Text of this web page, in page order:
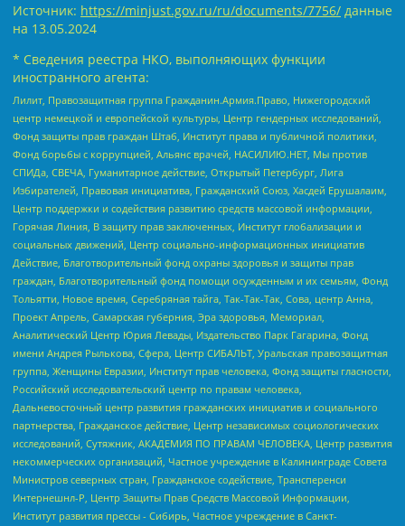
Источник: https://minjust.gov.ru/ru/documents/7756/ данные
на 13.05.2024
* Сведения реестра НКО, выполняющих функции
иностранного агента:
Лилит, Правозащитная группа Гражданин.Армия.Право, Нижегородский
центр немецкой и европейской культуры, Центр гендерных исследований,
Фонд защиты прав граждан Штаб, Институт права и публичной политики,
Фонд борьбы с коррупцией, Альянс врачей, НАСИЛИЮ.НЕТ, Мы против
СПИДа, СВЕЧА, Гуманитарное действие, Открытый Петербург, Лига
Избирателей, Правовая инициатива, Гражданский Союз, Хасдей Ерушалаим,
Центр поддержки и содействия развитию средств массовой информации,
Горячая Линия, В защиту прав заключенных, Институт глобализации и
социальных движений, Центр социально-информационных инициатив
Действие, Благотворительный фонд охраны здоровья и защиты прав
граждан, Благотворительный фонд помощи осужденным и их семьям, Фонд
Тольятти, Новое время, Серебряная тайга, Так-Так-Так, Сова, центр Анна,
Проект Апрель, Самарская губерния, Эра здоровья, Мемориал,
Аналитический Центр Юрия Левады, Издательство Парк Гагарина, Фонд
имени Андрея Рылькова, Сфера, Центр СИБАЛЬТ, Уральская правозащитная
группа, Женщины Евразии, Институт прав человека, Фонд защиты гласности,
Российский исследовательский центр по правам человека,
Дальневосточный центр развития гражданских инициатив и социального
партнерства, Гражданское действие, Центр независимых социологических
исследований, Сутяжник, АКАДЕМИЯ ПО ПРАВАМ ЧЕЛОВЕКА, Центр развития
некоммерческих организаций, Частное учреждение в Калининграде Совета
Министров северных стран, Гражданское содействие, Трансперенси
Интернешнл-Р, Центр Защиты Прав Средств Массовой Информации,
Институт развития прессы - Сибирь, Частное учреждение в Санкт-